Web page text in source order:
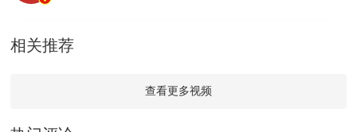
相关推荐
查看更多视频